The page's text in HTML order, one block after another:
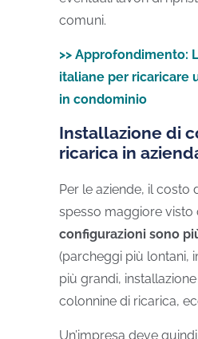
comuni.
>> Approfondimento:
italiane per ricaricare
in condominio
Installazione di
ricarica in
Per le aziende, il costo
spesso maggiore visto
configurazioni sono
(parcheggi più lontani,
più grandi,
colonnine di ricarica,
Un’impresa deve